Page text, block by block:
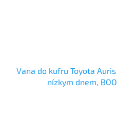
Vana do kufru Toyota
nízkym dnem,